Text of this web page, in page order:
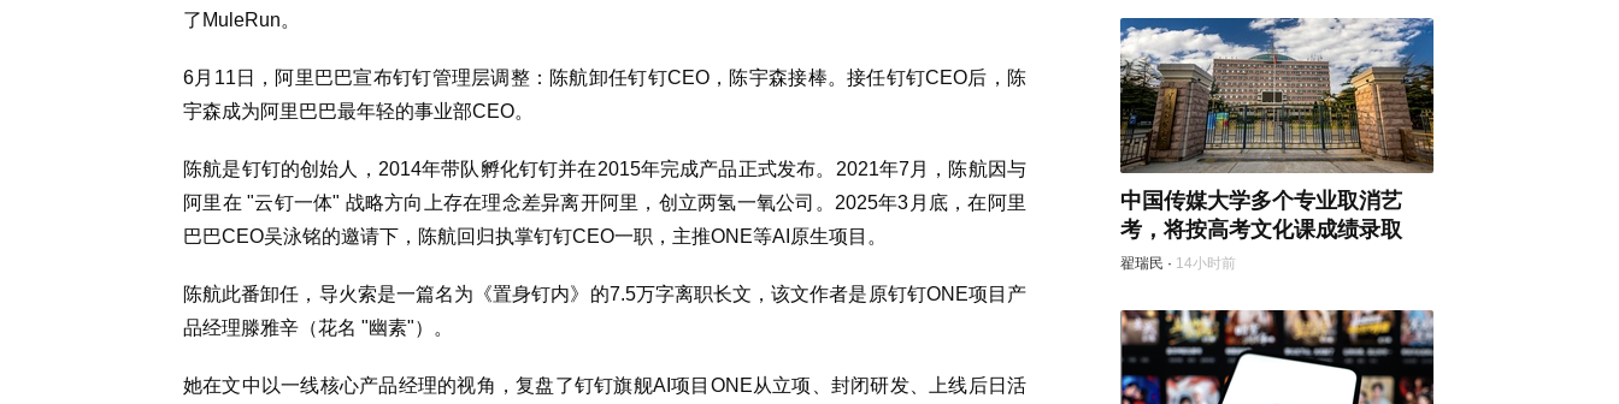
了MuleRun。
6月11日，阿里巴巴宣布钉钉管理层调整：陈航卸任钉钉CEO，陈宇森接棒。接任钉钉CEO后，陈
宇森成为阿里巴巴最年轻的事业部CEO。
陈航是钉钉的创始人，2014年带队孵化钉钉并在2015年完成产品正式发布。2021年7月，陈航因与
阿里在 "云钉一体" 战略方向上存在理念差异离开阿里，创立两氢一氧公司。2025年3月底，在阿里
巴巴CEO吴泳铭的邀请下，陈航回归执掌钉钉CEO一职，主推ONE等AI原生项目。
陈航此番卸任，导火索是一篇名为《置身钉内》的7.5万字离职长文，该文作者是原钉钉ONE项目产
品经理滕雅辛（花名 "幽素"）。
她在文中以一线核心产品经理的视角，复盘了钉钉旗舰AI项目ONE从立项、封闭研发、上线后日活
中国传媒大学多个专业取消艺
考，将按高考文化课成绩录取
翟瑞民 · 14小时前